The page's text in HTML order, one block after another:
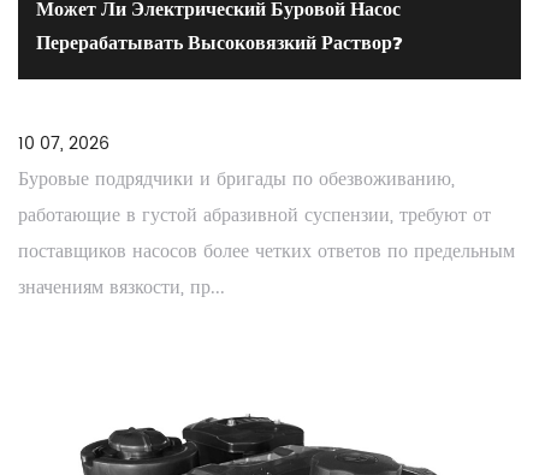
Может Ли Электрический Буровой Насос
Перерабатывать Высоковязкий Раствор?
10 07, 2026
Буровые подрядчики и бригады по обезвоживанию,
работающие в густой абразивной суспензии, требуют от
поставщиков насосов более четких ответов по предельным
значениям вязкости, пр...